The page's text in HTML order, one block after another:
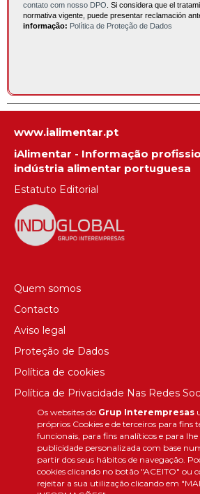
Os websites do Grup Interempresas
próprios Cookies e de terceiros para fins
funcionais, para fins analíticos e para
publicidade personalizada com base
partir dos seus hábitos de navegação.
cookies clicando no botão "ACEITO" ou
rejeitar a sua utilização clicando em
contato com nosso DPO . Si considera que el
normativa vigente, puede presentar reclamación
informação: Política de Proteção de Dados
www.ialimentar.pt
iAlimentar - Informação
indústria alimentar portuguesa
Estatuto Editorial
Quem somos
Contacto
Aviso legal
Proteção de Dados
Política de cookies
Política de Privacidade Nas Redes
Canal de denúncias
Colaborações editoriais